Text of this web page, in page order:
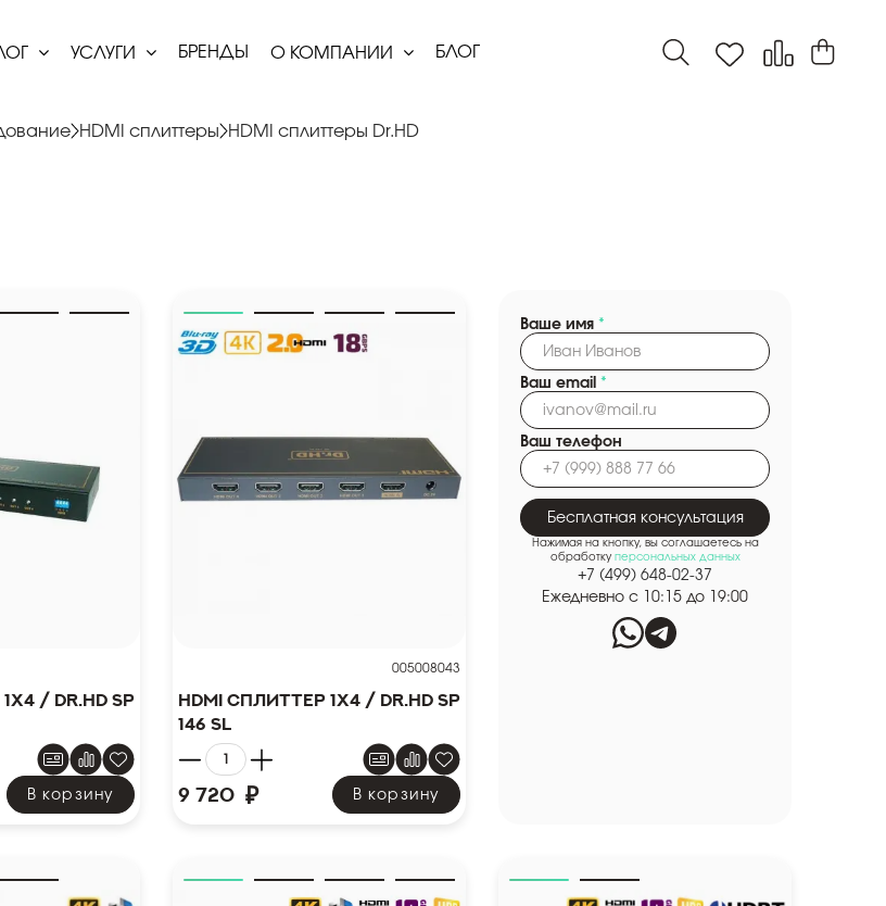
УСЛУГИ БРЕНДЫ О КОМПАНИИ БЛОГ
HDMI сплиттеры HDMI сплиттеры Dr.HD
/ Dr.HD SP
В корзину
005008043
HDMI сплиттер 1x4 / Dr.HD SP
146 SL
9 720 ₽ В корзину
Ваше имя *
Ваш email *
Ваш телефон
Бесплатная консультация
Нажимая на кнопку, вы соглашаетесь на
обработку персональных данных
+7 (499) 648-02-37
Ежедневно с 10:15 до 19:00